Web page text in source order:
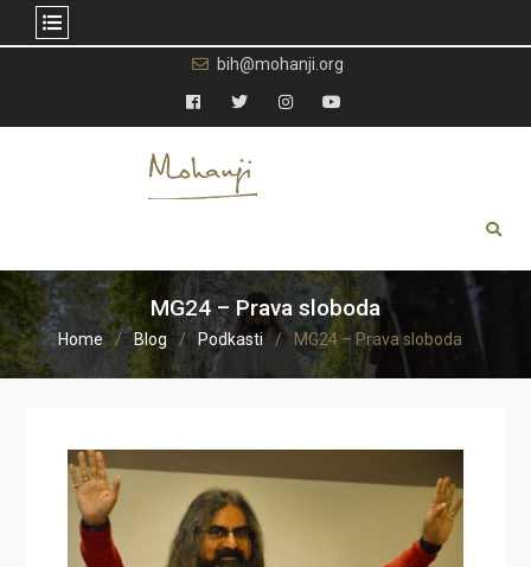
content
bih@mohanji.org
Facebook
TwitterInstagramYouTube
MG24 – Prava sloboda
Home Blog Podkasti MG24 – Prava sloboda